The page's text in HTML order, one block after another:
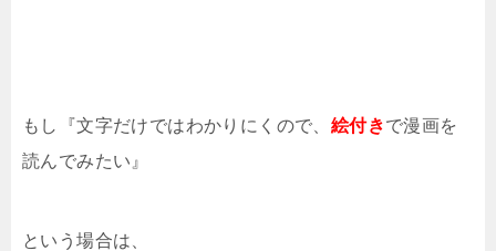
もし『文字だけではわかりにくので、 絵付きで漫画を
読んでみたい』
という場合は、